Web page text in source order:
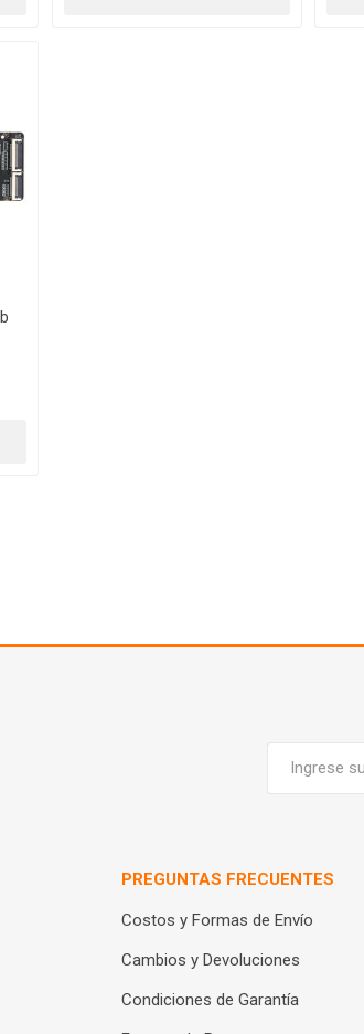
PREGUNTAS FRECUENTES
Costos y Formas de Envío
Cambios y Devoluciones
Condiciones de Garantía